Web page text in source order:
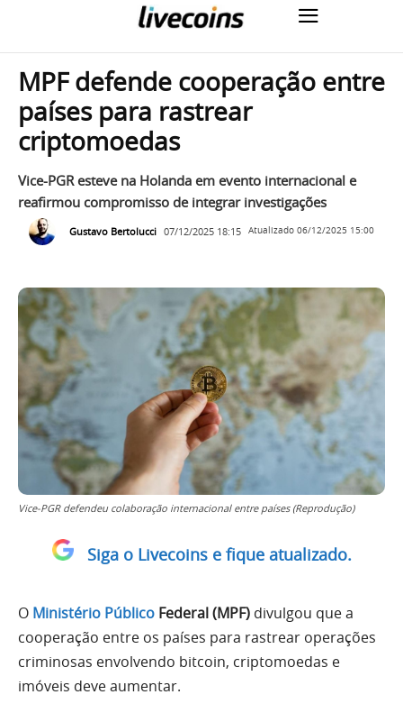
MPF defende cooperação entre
países para rastrear
criptomoedas
Vice-PGR esteve na Holanda em evento internacional e
reafirmou compromisso de integrar investigações
Gustavo Bertolucci 07/12/2025 18:15 Atualizado 06/12/2025 15:00
Vice-PGR defendeu colaboração internacional entre países (Reprodução)
Siga o Livecoins e fique atualizado.
O Ministério Público Federal (MPF) divulgou que a
cooperação entre os países para rastrear operações
criminosas envolvendo bitcoin, criptomoedas e
imóveis deve aumentar.